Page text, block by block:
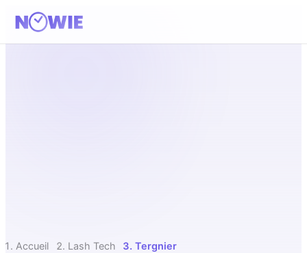
Accueil Lash Tech Tergnier